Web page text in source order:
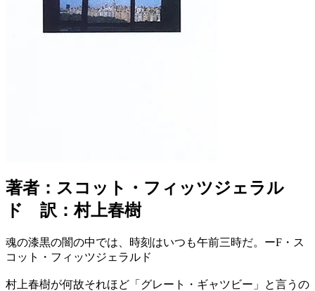
著者：スコット・フィッツジェラル
ド 訳：村上春樹
魂の漆黒の闇の中では、時刻はいつも午前三時だ。ーF・ス
コット・フィッツジェラルド
村上春樹が何故それほど「グレート・ギャツビー」と言うの